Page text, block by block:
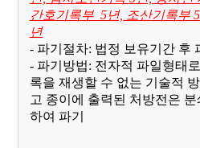
간호기록부 5년, 조산기록부
년
- 파기절차: 법정 보유기간 후
- 파기방법: 전자적 파일형태
록을 재생할 수 없는 기술적
고 종이에 출력된 처방전은
하여 파기